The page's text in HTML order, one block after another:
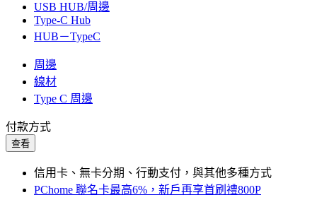
USB HUB/周邊
Type-C Hub
HUB－TypeC
周邊
線材
Type C 周邊
付款方式
查看
信用卡、無卡分期、行動支付，與其他多種方式
PChome 聯名卡最高6%，新戶再享首刷禮800P